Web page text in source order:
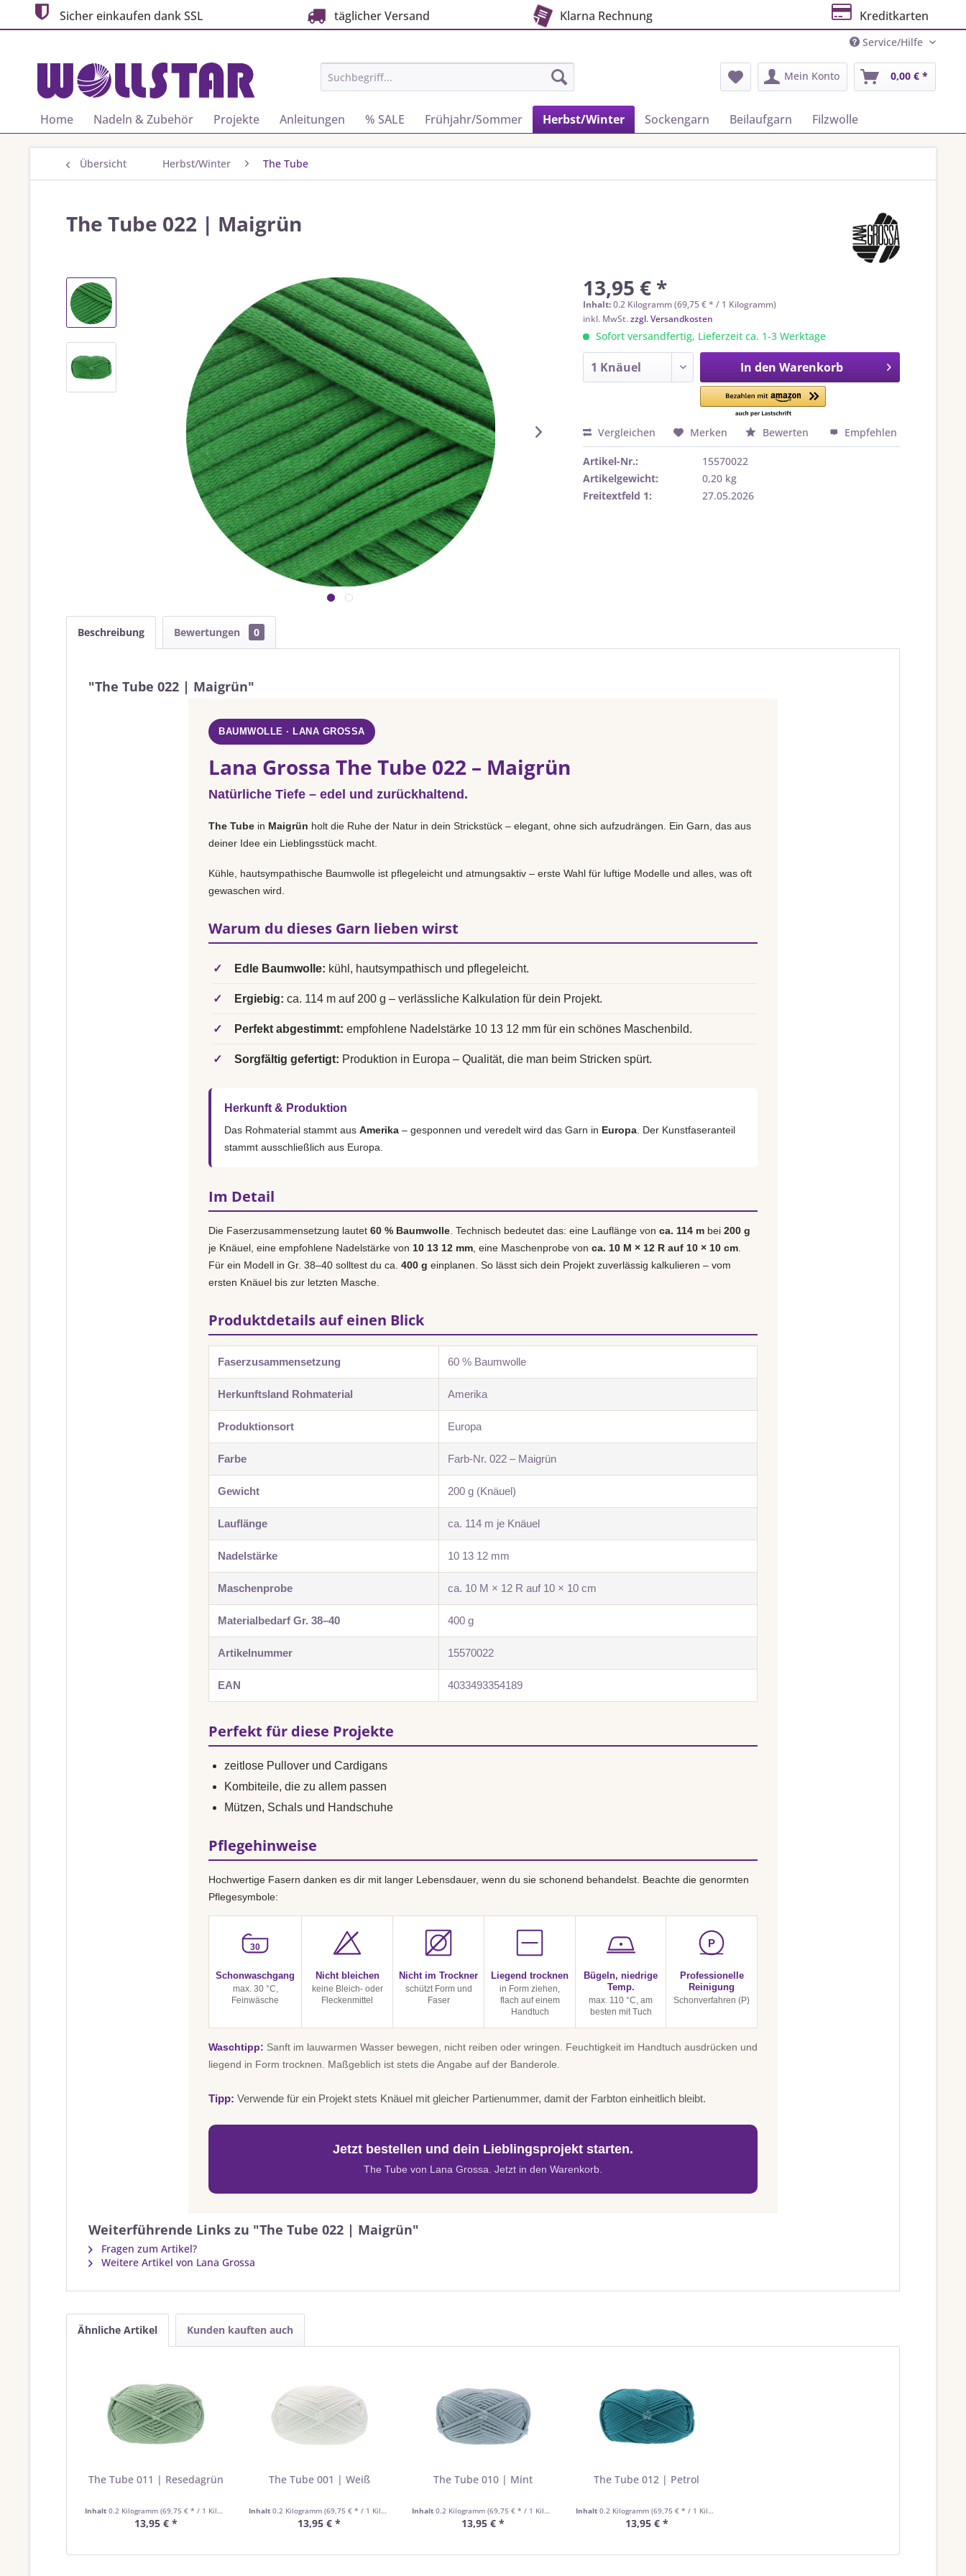
Sicher einkaufen dank SSL täglicher Versand Klarna Rechnung Kreditkarten
Service/Hilfe
Mein Konto 0,00 € *
Home Nadeln & Zubehör Projekte Anleitungen % SALE Frühjahr/Sommer Herbst/Winter Sockengarn Beilaufgarn Filzwolle
Übersicht Herbst/Winter The Tube
The Tube 022 | Maigrün
13,95 € *
Inhalt:0.2 Kilogramm (69,75 € * / 1 Kilogramm)
inkl. MwSt.zzgl. Versandkosten
Sofort versandfertig, Lieferzeit ca. 1-3 Werktage
In den Warenkorb
Vergleichen Merken Bewerten Empfehlen
Artikel-Nr.:
15570022
Artikelgewicht:
0,20 kg
Freitextfeld 1:
27.05.2026
Beschreibung Bewertungen 0
"The Tube 022 | Maigrün"
BAUMWOLLE · LANA GROSSA
Lana Grossa The Tube 022 – Maigrün
Natürliche Tiefe – edel und zurückhaltend.
The Tube in Maigrün holt die Ruhe der Natur in dein Strickstück – elegant, ohne sich aufzudrängen. Ein Garn, das aus
deiner Idee ein Lieblingsstück macht.
Kühle, hautsympathische Baumwolle ist pflegeleicht und atmungsaktiv – erste Wahl für luftige Modelle und alles, was oft
gewaschen wird.
Warum du dieses Garn lieben wirst
✓ Edle Baumwolle: kühl, hautsympathisch und pflegeleicht.
✓ Ergiebig: ca. 114 m auf 200 g – verlässliche Kalkulation für dein Projekt.
✓ Perfekt abgestimmt: empfohlene Nadelstärke 10 13 12 mm für ein schönes Maschenbild.
✓ Sorgfältig gefertigt: Produktion in Europa – Qualität, die man beim Stricken spürt.
Herkunft & Produktion
Das Rohmaterial stammt aus Amerika – gesponnen und veredelt wird das Garn in Europa . Der Kunstfaseranteil
stammt ausschließlich aus Europa.
Im Detail
Die Faserzusammensetzung lautet 60 % Baumwolle . Technisch bedeutet das: eine Lauflänge von ca. 114 m bei 200 g
je Knäuel, eine empfohlene Nadelstärke von 10 13 12 mm , eine Maschenprobe von ca. 10 M × 12 R auf 10 × 10 cm
Für ein Modell in Gr. 38–40 solltest du ca. 400 g einplanen. So lässt sich dein Projekt zuverlässig kalkulieren – vom
ersten Knäuel bis zur letzten Masche.
Produktdetails auf einen Blick
Faserzusammensetzung 60 % Baumwolle
Herkunftsland Rohmaterial Amerika
Produktionsort Europa
Farbe Farb-Nr. 022 – Maigrün
Gewicht 200 g (Knäuel)
Lauflänge ca. 114 m je Knäuel
Nadelstärke 10 13 12 mm
Maschenprobe ca. 10 M × 12 R auf 10 × 10 cm
Materialbedarf Gr. 38–40 400 g
Artikelnummer 15570022
EAN 4033493354189
Perfekt für diese Projekte
zeitlose Pullover und Cardigans
Kombiteile, die zu allem passen
Mützen, Schals und Handschuhe
Pflegehinweise
Hochwertige Fasern danken es dir mit langer Lebensdauer, wenn du sie schonend behandelst. Beachte die genormten
Pflegesymbole:
30
Schonwaschgang
max. 30 °C,
Feinwäsche
Nicht bleichen
keine Bleich- oder
Fleckenmittel
Nicht im Trockner
schützt Form und
Faser
Liegend trocknen
in Form ziehen,
flach auf einem
Handtuch
Bügeln, niedrige
Temp.
max. 110 °C, am
besten mit Tuch
P
Professionelle
Reinigung
Schonverfahren (P)
Waschtipp: Sanft im lauwarmen Wasser bewegen, nicht reiben oder wringen. Feuchtigkeit im Handtuch ausdrücken und
liegend in Form trocknen. Maßgeblich ist stets die Angabe auf der Banderole.
Tipp: Verwende für ein Projekt stets Knäuel mit gleicher Partienummer, damit der Farbton einheitlich bleibt.
Jetzt bestellen und dein Lieblingsprojekt starten.
The Tube von Lana Grossa. Jetzt in den Warenkorb.
Weiterführende Links zu "The Tube 022 | Maigrün"
Fragen zum Artikel?
Weitere Artikel von Lana Grossa
Ähnliche Artikel Kunden kauften auch
The Tube 011 | Resedagrün
Inhalt 0.2 Kilogramm (69,75 € * / 1 Kilogramm)
13,95 € *
The Tube 001 | Weiß
Inhalt 0.2 Kilogramm (69,75 € * / 1 Kilogramm)
13,95 € *
The Tube 010 | Mint
Inhalt0.2 Kilogramm(69,75 € * / 1 Kilogramm)
13,95 € *
The Tube 012 | Petrol
Inhalt 0.2 Kilogramm (69,75 € * / 1 Kilogramm)
13,95 € *